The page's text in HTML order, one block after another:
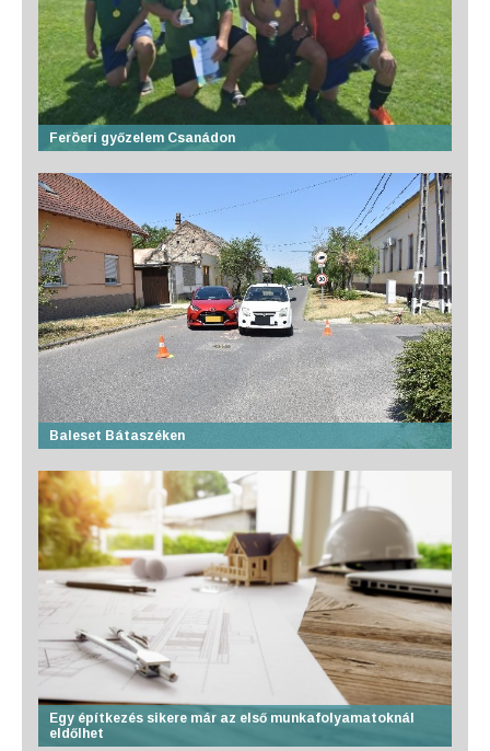
Feröeri győzelem Csanádon
Baleset Bátaszéken
Egy építkezés sikere már az első munkafolyamatoknál
eldőlhet